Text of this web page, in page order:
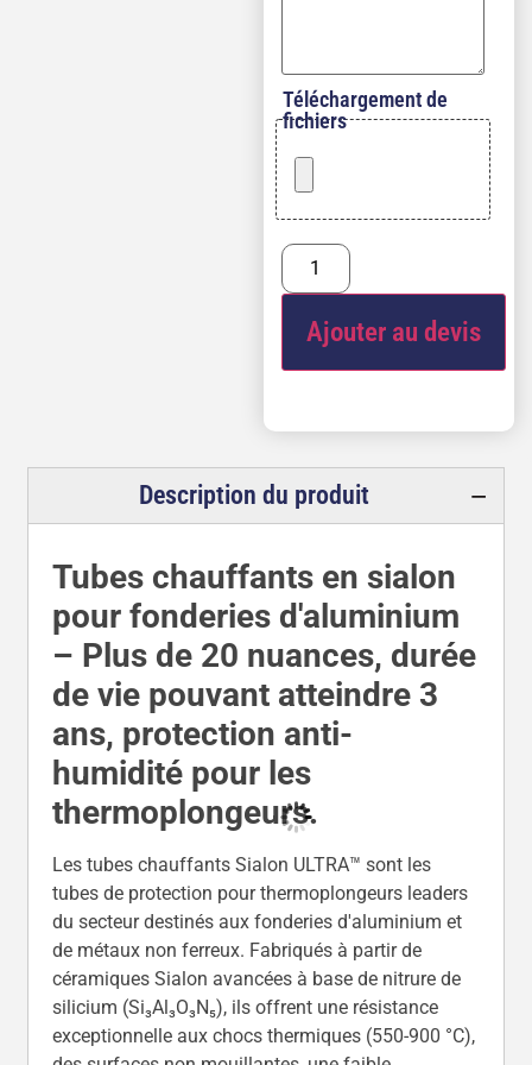
Téléchargement de
fichiers
Ajouter au devis
Description du produit
Tubes chauffants en sialon
pour fonderies d'aluminium
– Plus de 20 nuances, durée
de vie pouvant atteindre 3
ans, protection anti-
humidité pour les
thermoplongeurs.
Les tubes chauffants Sialon ULTRA™ sont les
tubes de protection pour thermoplongeurs leaders
du secteur destinés aux fonderies d'aluminium et
de métaux non ferreux. Fabriqués à partir de
céramiques Sialon avancées à base de nitrure de
silicium (Si₃Al₃O₃N₅), ils offrent une résistance
exceptionnelle aux chocs thermiques (550-900 °C),